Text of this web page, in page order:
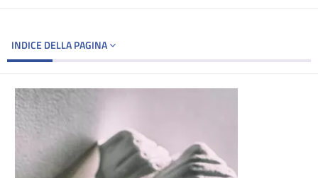
INDICE DELLA PAGINA